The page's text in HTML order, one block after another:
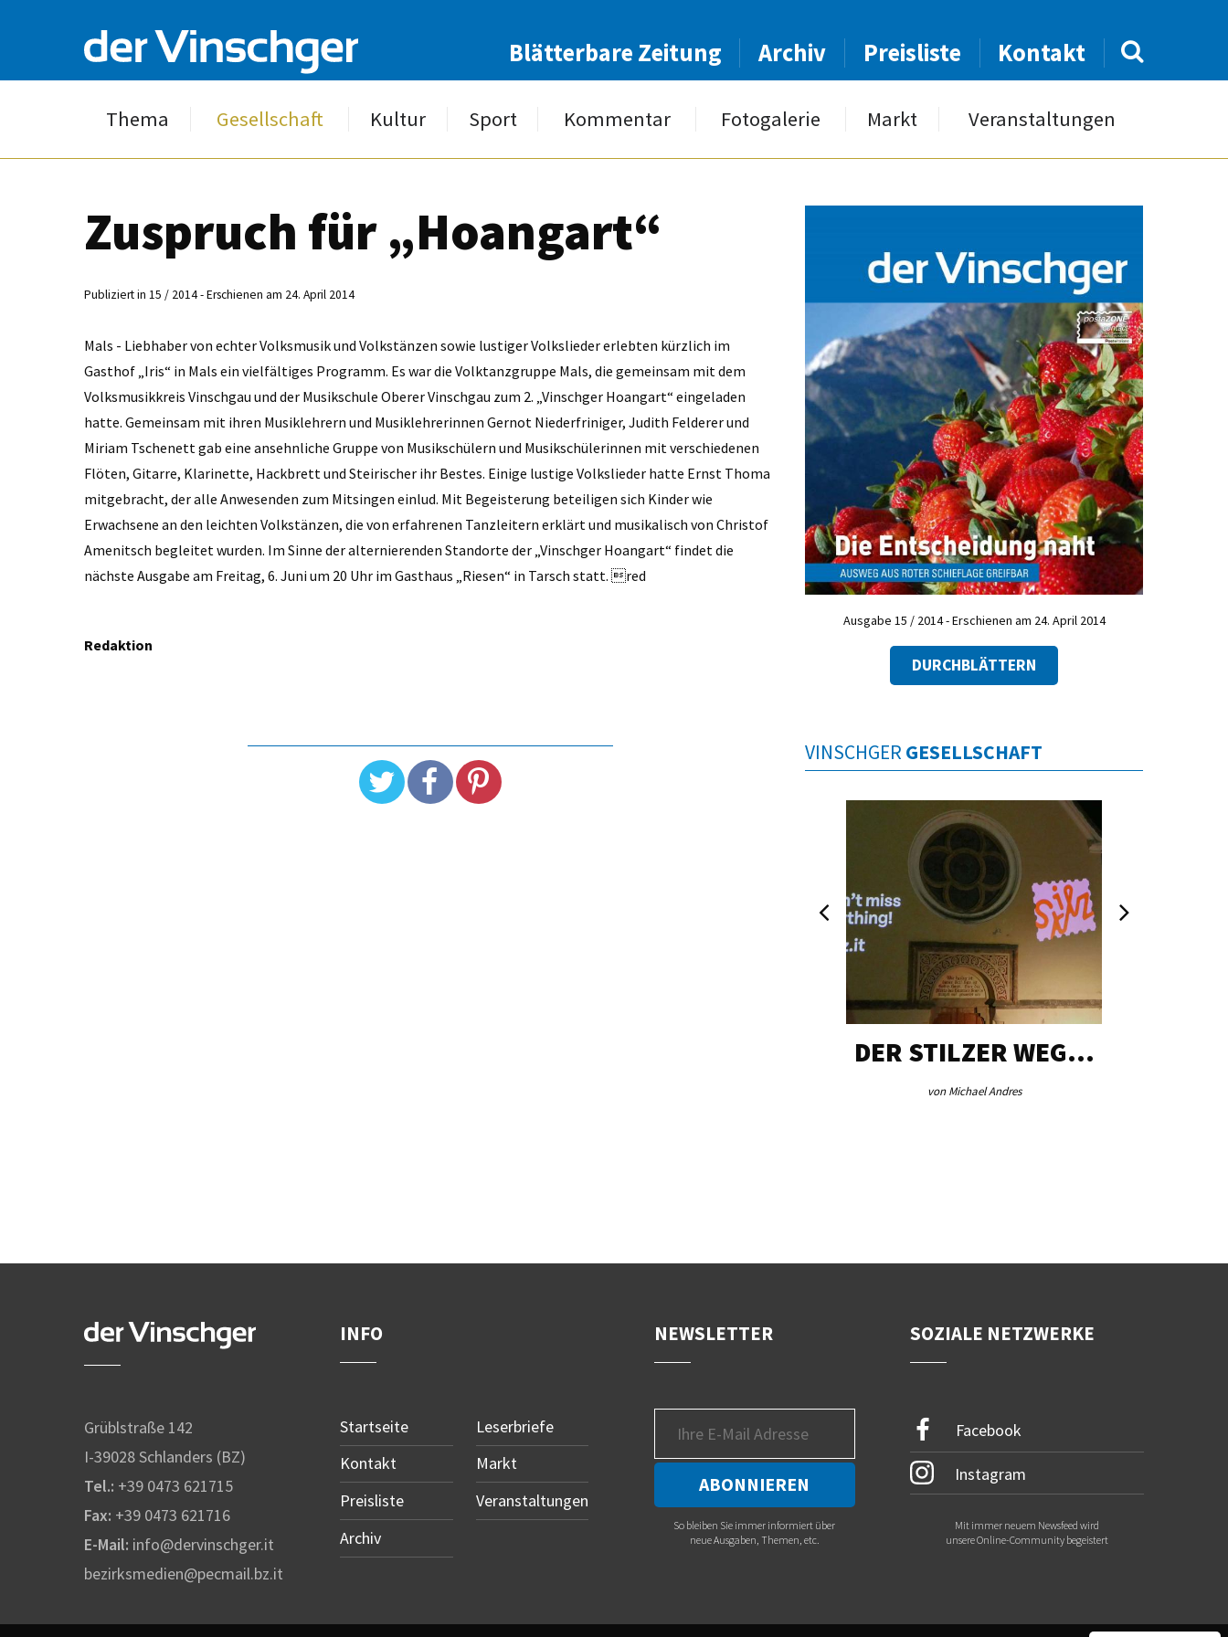
Blätterbare Zeitung Archiv Preisliste Kontakt
Thema Gesellschaft Kultur Sport Kommentar Fotogalerie Markt Veranstaltungen
Zuspruch für „Hoangart“
Publiziert in 15 / 2014 - Erschienen am 24. April 2014
Mals - Liebhaber von echter Volksmusik und Volkstänzen sowie lustiger Volkslieder erlebten kürzlich im
Gasthof „Iris“ in Mals ein vielfältiges Programm. Es war die Volktanzgruppe Mals, die gemeinsam mit dem
Volksmusikkreis Vinschgau und der Musikschule Oberer Vinschgau zum 2. „Vinschger Hoangart“ eingeladen
hatte. Gemeinsam mit ihren Musiklehrern und Musiklehrerinnen Gernot Niederfriniger, Judith Felderer und
Miriam Tschenett gab eine ansehnliche Gruppe von Musikschülern und Musikschülerinnen mit verschiedenen
Flöten, Gitarre, Klarinette, Hackbrett und Steirischer ihr Bestes. Einige lustige Volkslieder hatte Ernst Thoma
mitgebracht, der alle Anwesenden zum Mitsingen einlud. Mit Begeisterung beteiligen sich Kinder wie
Erwachsene an den leichten Volkstänzen, die von erfahrenen Tanzleitern erklärt und musikalisch von Christof
Amenitsch begleitet wurden. Im Sinne der alternierenden Standorte der „Vinschger Hoangart“ findet die
nächste Ausgabe am Freitag, 6. Juni um 20 Uhr im Gasthaus „Riesen“ in Tarsch statt. red
Redaktion
Ausgabe 15 / 2014 - Erschienen am 24. April 2014
DURCHBLÄTTERN
VINSCHGER GESELLSCHAFT
DER STILZER WEG…
von Michael Andres
Grüblstraße 142
I-39028 Schlanders (BZ)
Tel.: +39 0473 621715
Fax: +39 0473 621716
E-Mail: info@dervinschger.it
bezirksmedien@pecmail.bz.it
INFO
Startseite
Kontakt
Preisliste
Archiv
Leserbriefe
Markt
Veranstaltungen
NEWSLETTER
So bleiben Sie immer informiert über
neue Ausgaben, Themen, etc.
SOZIALE NETZWERKE
Facebook
Instagram
Mit immer neuem Newsfeed wird
unsere Online-Community begeistert